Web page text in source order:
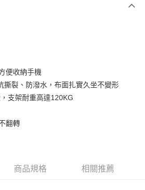
華泰商業銀行
遠東國際商業銀行
永豐商業銀行
含以上)免運費
便收納手機
撕裂、防潑水，布面扎實久坐不變形
支架耐重高達120KG
翻轉
商品規格 相關推薦